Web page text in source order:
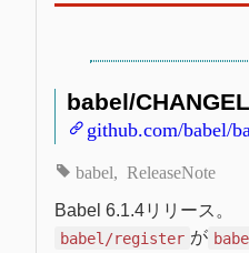
babel/
github.com/babel/
babel ReleaseNote
Babel 6.1.4リリース。
babel/register が